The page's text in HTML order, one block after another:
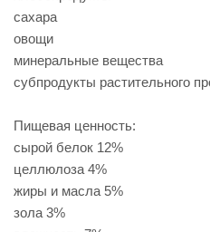
сахара
овощи
минеральные вещества
субпродукты растительного
Пищевая ценность:
сырой белок 12%
целлюлоза 4%
жиры и масла 5%
зола 3%